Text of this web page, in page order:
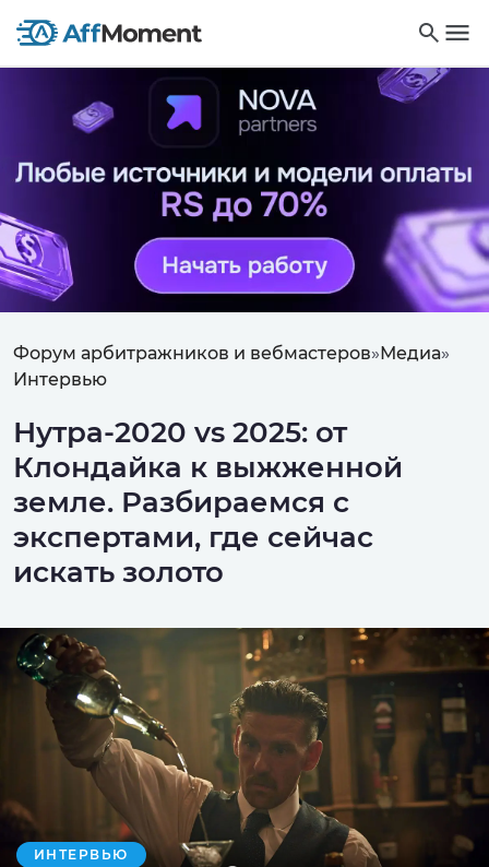
Форум арбитражников и вебмастеров»Медиа»
Интервью
Нутра-2020 vs 2025: от
Клондайка к выжженной
земле. Разбираемся с
экспертами, где сейчас
искать золото
ИНТЕРВЬЮ